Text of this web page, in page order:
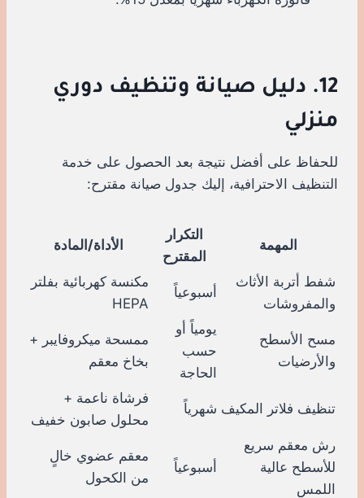
12. دليل صيانة وتنظيف دوري
منزلي
للحفاظ على أفضل نتيجة بعد الحصول على خدمة
التنظيف الاحترافية، إليك جدول صيانة مقترح:
المهمة
التكرار
المقترح
الأداة/المادة
شفط أتربة الأثاث
والمفروشات
أسبوعياً
مكنسة كهربائية بفلتر
HEPA
مسح الأسطح
والأرضيات
يومياً أو
حسب
الحاجة
ممسحة ميكروفايبر +
بخاخ معقم
تنظيف فلاتر المكيف شهرياً
فرشاة ناعمة +
محلول صابون خفيف
رش معقم سريع
للأسطح عالية
اللمس
أسبوعياً
معقم عضوي خالٍ
من الكحول